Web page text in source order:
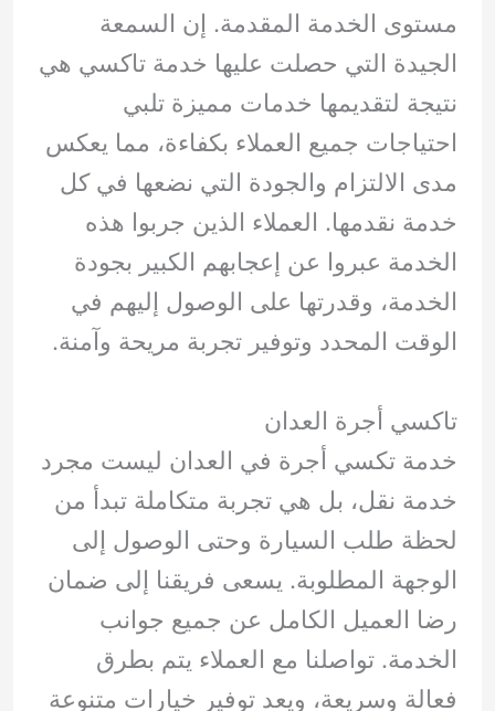
مستوى الخدمة المقدمة. إن السمعة
الجيدة التي حصلت عليها خدمة تاكسي هي
نتيجة لتقديمها خدمات مميزة تلبي
احتياجات جميع العملاء بكفاءة، مما يعكس
مدى الالتزام والجودة التي نضعها في كل
خدمة نقدمها. العملاء الذين جربوا هذه
الخدمة عبروا عن إعجابهم الكبير بجودة
الخدمة، وقدرتها على الوصول إليهم في
الوقت المحدد وتوفير تجربة مريحة وآمنة.
تاكسي أجرة العدان
خدمة تكسي أجرة في العدان ليست مجرد
خدمة نقل، بل هي تجربة متكاملة تبدأ من
لحظة طلب السيارة وحتى الوصول إلى
الوجهة المطلوبة. يسعى فريقنا إلى ضمان
رضا العميل الكامل عن جميع جوانب
الخدمة. تواصلنا مع العملاء يتم بطرق
فعالة وسريعة، ويعد توفير خيارات متنوعة